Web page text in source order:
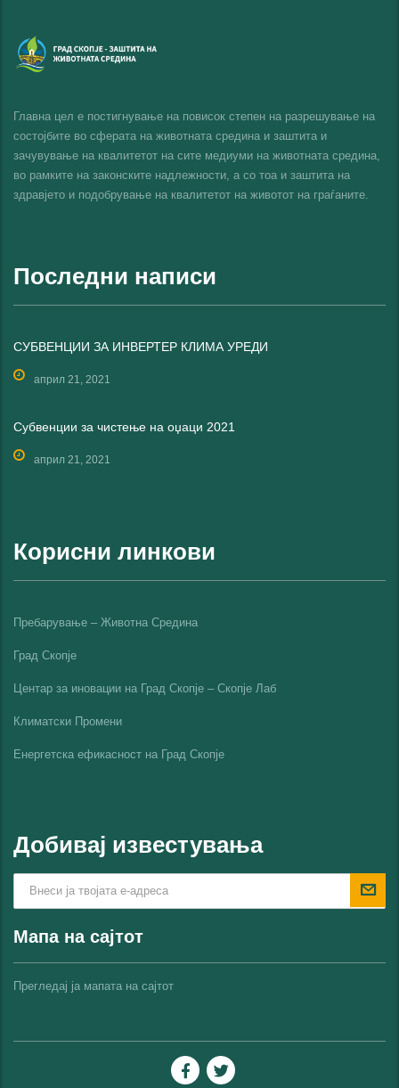
Главна цел е постигнување на повисок степен на разрешување на
состојбите во сферата на животната средина и заштита и
зачувување на квалитетот на сите медиуми на животната средина,
во рамките на законските надлежности, а со тоа и заштита на
здравјето и подобрување на квалитетот на животот на граѓаните.
Последни написи
СУБВЕНЦИИ ЗА ИНВЕРТЕР КЛИМА УРЕДИ
април 21, 2021
Субвенции за чистење на оџаци 2021
април 21, 2021
Корисни линкови
Пребарување – Животна Средина
Град Скопје
Центар за иновации на Град Скопје – Скопје Лаб
Климатски Промени
Енергетска ефикасност на Град Скопјe
Добивај известувања
Мапа на сајтот
Прегледај ја мапата на сајтот